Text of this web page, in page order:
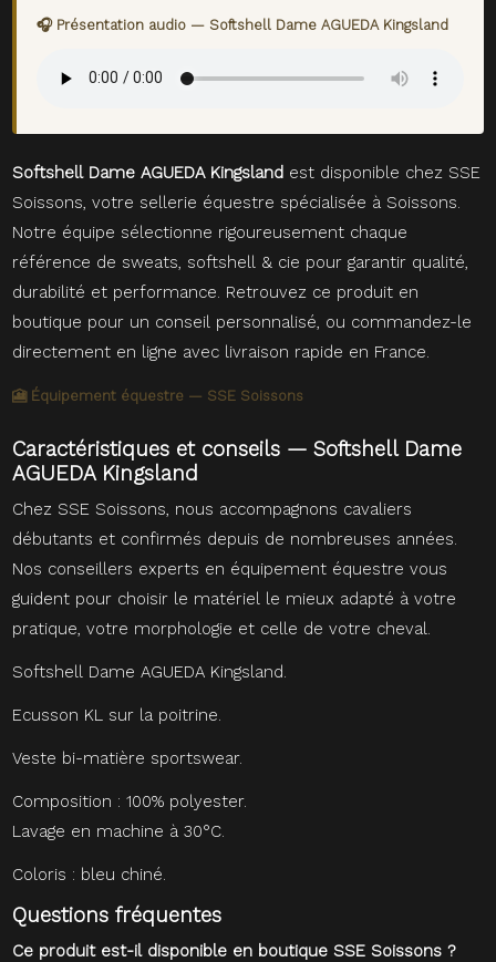
🎧 Présentation audio — Softshell Dame AGUEDA Kingsland
Softshell Dame AGUEDA Kingsland est disponible chez SSE
Soissons, votre sellerie équestre spécialisée à Soissons.
Notre équipe sélectionne rigoureusement chaque
référence de sweats, softshell & cie pour garantir qualité,
durabilité et performance. Retrouvez ce produit en
boutique pour un conseil personnalisé, ou commandez-le
directement en ligne avec livraison rapide en France.
🎦 Équipement équestre — SSE Soissons
Caractéristiques et conseils — Softshell Dame
AGUEDA Kingsland
Chez SSE Soissons, nous accompagnons cavaliers
débutants et confirmés depuis de nombreuses années.
Nos conseillers experts en équipement équestre vous
guident pour choisir le matériel le mieux adapté à votre
pratique, votre morphologie et celle de votre cheval.
Softshell Dame AGUEDA Kingsland.
Ecusson KL sur la poitrine.
Veste bi-matière sportswear.
Composition : 100% polyester.
Lavage en machine à 30°C.
Coloris : bleu chiné.
Questions fréquentes
Ce produit est-il disponible en boutique SSE Soissons ?